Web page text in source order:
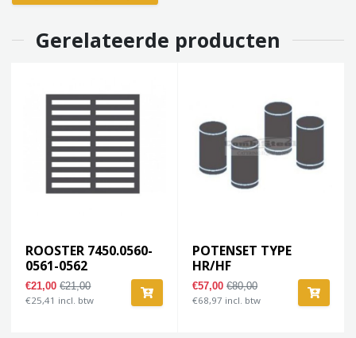
Gerelateerde producten
ROOSTER 7450.0560-
0561-0562
€21,00€21,00
€25,41 incl. btw
POTENSET TYPE
HR/HF
€57,00 €80,00
€68,97 incl. btw